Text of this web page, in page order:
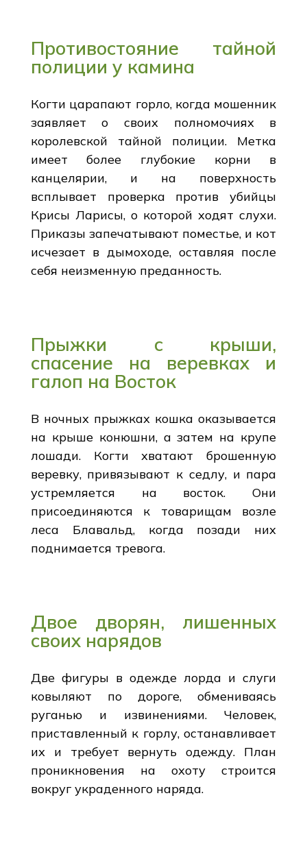
Противостояние тайной
полиции у камина
Когти царапают горло, когда мошенник
заявляет о своих полномочиях в
королевской тайной полиции. Метка
имеет более глубокие корни в
канцелярии, и на поверхность
всплывает проверка против убийцы
Крисы Ларисы, о которой ходят слухи.
Приказы запечатывают поместье, и кот
исчезает в дымоходе, оставляя после
себя неизменную преданность.
Прыжки с крыши,
спасение на веревках и
галоп на Восток
В ночных прыжках кошка оказывается
на крыше конюшни, а затем на крупе
лошади. Когти хватают брошенную
веревку, привязывают к седлу, и пара
устремляется на восток. Они
присоединяются к товарищам возле
леса Блавальд, когда позади них
поднимается тревога.
Двое дворян, лишенных
своих нарядов
Две фигуры в одежде лорда и слуги
ковыляют по дороге, обмениваясь
руганью и извинениями. Человек,
приставленный к горлу, останавливает
их и требует вернуть одежду. План
проникновения на охоту строится
вокруг украденного наряда.